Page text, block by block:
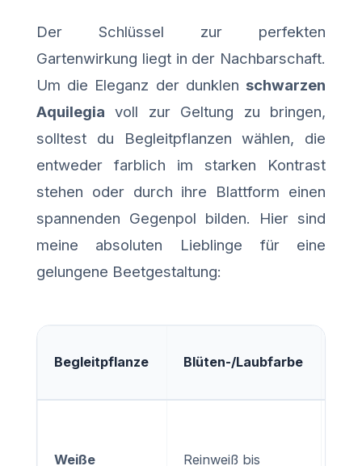
Der Schlüssel zur perfekten
Gartenwirkung liegt in der Nachbarschaft.
Um die Eleganz der dunklen schwarzen
Aquilegia voll zur Geltung zu bringen,
solltest du Begleitpflanzen wählen, die
entweder farblich im starken Kontrast
stehen oder durch ihre Blattform einen
spannenden Gegenpol bilden. Hier sind
meine absoluten Lieblinge für eine
gelungene Beetgestaltung:
Begleitpflanze Blüten-/Laubfarbe
Weiße
Reinweiß bis